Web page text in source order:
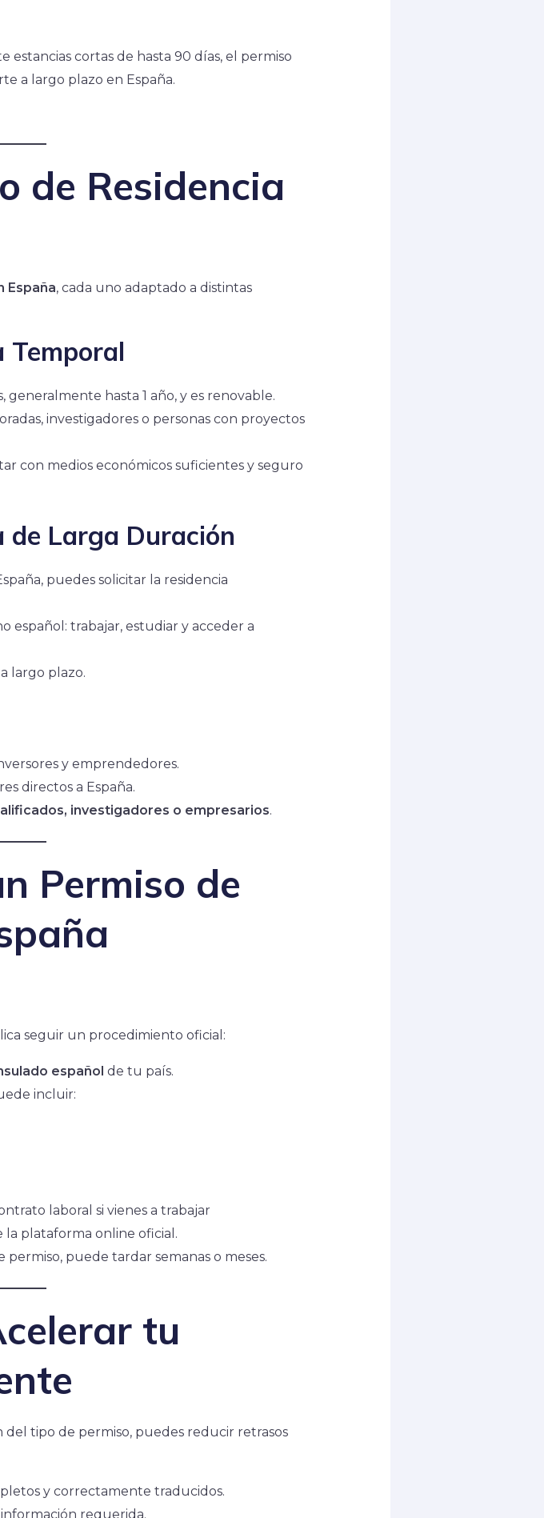
estancias cortas de hasta 90 días, el permiso
a largo plazo en España.
de Residencia
España, cada uno adaptado a distintas
Temporal
hasta 1 año, y es renovable.
investigadores o personas con proyectos
con medios económicos suficientes y seguro
de Larga Duración
puedes solicitar la residencia
español: trabajar, estudiar y acceder a
largo plazo.
y emprendedores.
directos a España.
investigadores o empresarios.
Permiso de
seguir un procedimiento oficial:
español de tu país.
incluir:
laboral si vienes a trabajar
la plataforma online oficial.
puede tardar semanas o meses.
tu
tipo de permiso, puedes reducir retrasos
y correctamente traducidos.
requerida.